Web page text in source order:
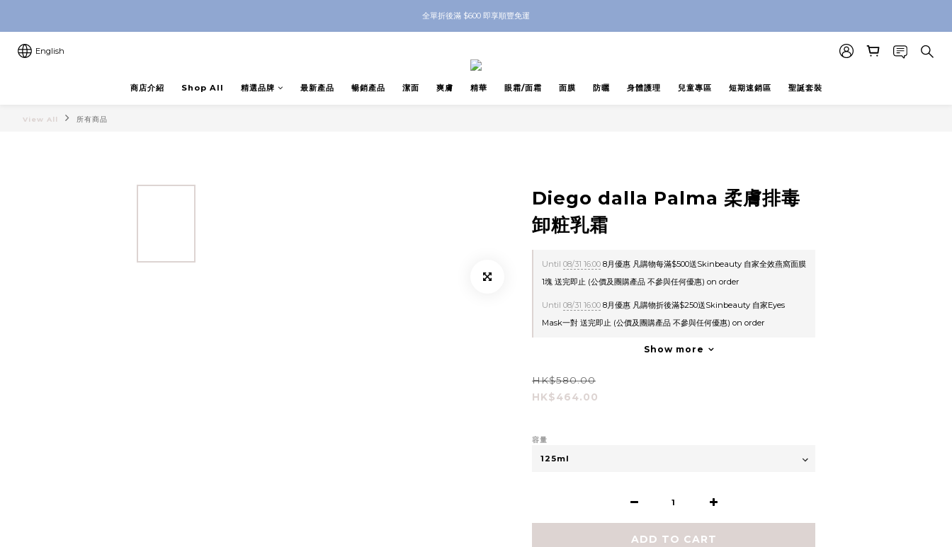
8月優惠 凡購物折後滿$250送Skinbeauty 自家Eyes Mask一對 每滿$500送Skinbeauty 自家全效燕窩面膜 1塊 送完即止 (公價及團購產品 不參與任何優惠)
全單折後滿 $600 即享順豐免運
English
商店介紹 Shop All 精選品牌 最新產品 暢銷產品 潔面 爽膚 精華 眼霜/面霜 面膜 防曬 身體護理 兒童專區 短期速銷區 聖誕套裝
View All 所有商品
Diego dalla Palma 柔膚排毒
卸粧乳霜
Until 08/31 16:00 8月優惠 凡購物每滿$500送Skinbeauty 自家全效燕窩面膜
1塊 送完即止 (公價及團購產品 不參與任何優惠) on order
Until 08/31 16:00 8月優惠 凡購物折後滿$250送Skinbeauty 自家Eyes
Mask一對 送完即止 (公價及團購產品 不參與任何優惠) on order
Show more
HK$580.00
HK$464.00
容量
ADD TO CART